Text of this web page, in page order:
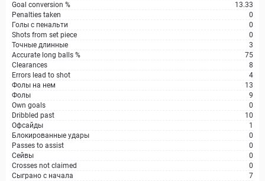
Goal conversion %
13.33
Penalties taken
0
Голы с пенальти
0
Shots from set piece
0
Точные длинные
3
Accurate long balls %
75
Clearances
8
Errors lead to shot
4
Фолы на нем
13
Фолы
9
Own goals
0
Dribbled past
10
Офсайды
1
Блокированные удары
0
Passes to assist
0
Сейвы
0
Crosses not claimed
0
Сыграно с начала
7